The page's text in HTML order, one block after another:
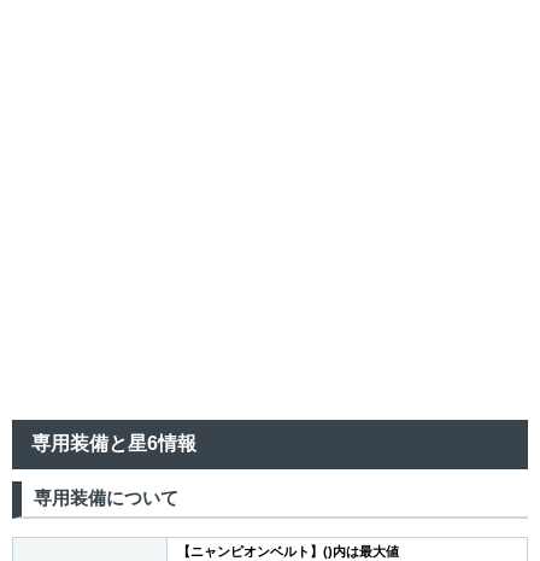
10
専用装備と星6情報
専用装備について
【ニャンピオンベルト】()内は最大値